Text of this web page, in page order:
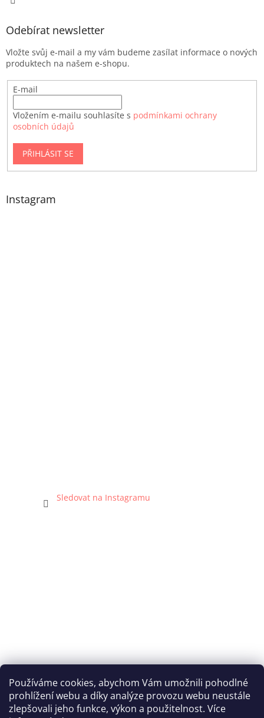
Používáme cookies, abychom Vám umožnili pohodlné
prohlížení webu a díky analýze provozu webu neustále
zlepšovali jeho funkce, výkon a použitelnost. Více
Odebírat newsletter
Vložte svůj e-mail a my vám budeme zasílat informace o nových
produktech na našem e-shopu.
E-mail
Vložením e-mailu souhlasíte s podmínkami ochrany
osobních údajů
PŘIHLÁSIT SE
Instagram
Sledovat na Instagramu
Katka Hromasová Foto